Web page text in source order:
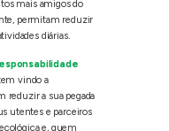
mais amigos do
permitam reduzir
diárias.
vindo a
reduzir a sua pegada
utentes e parceiros
e, quem